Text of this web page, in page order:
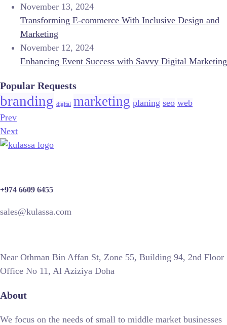
November 13, 2024
Transforming E-commerce With Inclusive Design and
Marketing
November 12, 2024
Enhancing Event Success with Savvy Digital Marketing
Popular Requests
branding digital marketing planing seo web
Prev
Next
+974 6609 6455
sales@kulassa.com
Near Othman Bin Affan St, Zone 55, Building 94, 2nd Floor
Office No 11, Al Aziziya Doha
About
We focus on the needs of small to middle market businesses